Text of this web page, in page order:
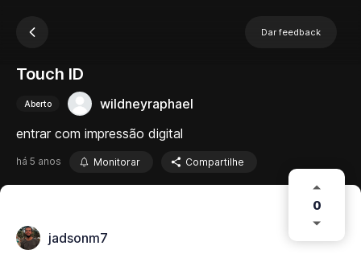
Dar feedback
Touch ID
Aberto
wildneyraphael
entrar com impressão digital
há 5 anos Monitorar Compartilhe
0
jadsonm7